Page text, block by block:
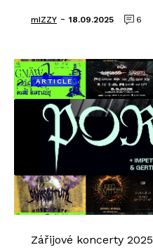
mIZZY - 18.09.2025 6
ARTICLE
Zářijové koncerty 2025